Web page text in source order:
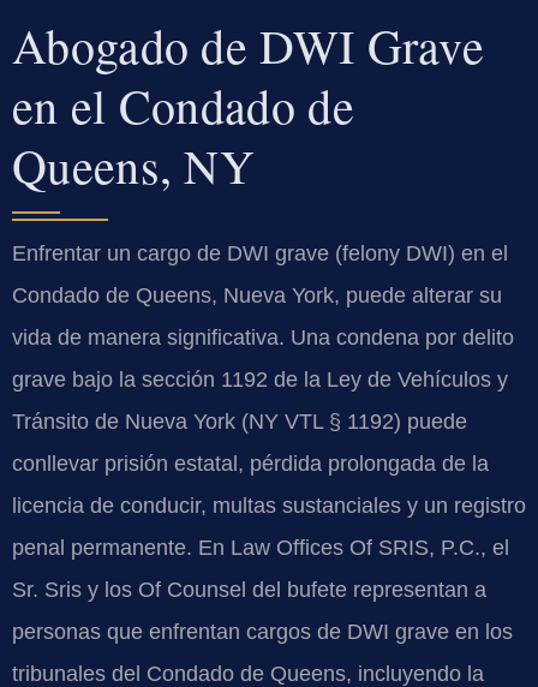
Abogado de DWI Grave
en el Condado de
Queens, NY
Enfrentar un cargo de DWI grave (felony DWI) en el
Condado de Queens, Nueva York, puede alterar su
vida de manera significativa. Una condena por delito
grave bajo la sección 1192 de la Ley de Vehículos y
Tránsito de Nueva York (NY VTL § 1192) puede
conllevar prisión estatal, pérdida prolongada de la
licencia de conducir, multas sustanciales y un registro
penal permanente. En Law Offices Of SRIS, P.C., el
Sr. Sris y los Of Counsel del bufete representan a
personas que enfrentan cargos de DWI grave en los
tribunales del Condado de Queens, incluyendo la